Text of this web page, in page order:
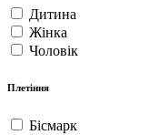
Дитина
Жінка
Чоловік
Плетіння
Бісмарк